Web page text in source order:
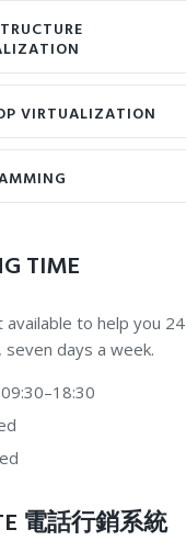
VIRTUALIZATION
TIME
to help you 24
seven days a week.
電話行銷系統